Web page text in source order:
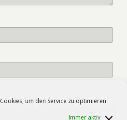
um den Service zu optimieren.
Immer aktiv